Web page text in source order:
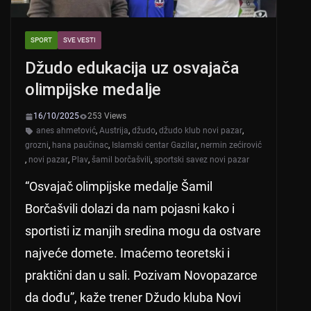
SPORT SVE VESTI
Džudo edukacija uz osvajača
olimpijske medalje
16/10/2025
253 Views
anes ahmetović, Austrija, džudo, džudo klub novi pazar,
grozni, hana paučinac, Islamski centar Gazilar, nermin zećirović
, novi pazar, Plav, šamil borčašvili, sportski savez novi pazar
“Osvajač olimpijske medalje Šamil
Borčašvili dolazi da nam pojasni kako i
sportisti iz manjih sredina mogu da ostvare
najveće domete. Imaćemo teoretski i
praktični dan u sali. Pozivam Novopazarce
da dođu”, kaže trener Džudo kluba Novi